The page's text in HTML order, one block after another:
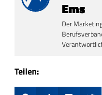
Ems
Der
Teilen: